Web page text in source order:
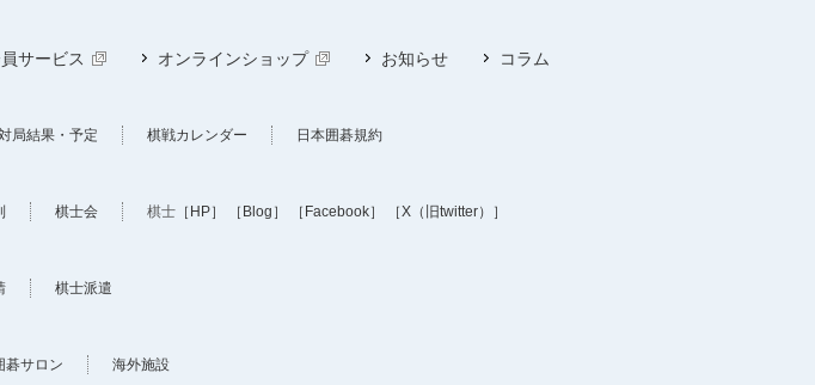
サービス オンラインショップ お知らせ コラム
局結果・予定 棋戦カレンダー 日本囲碁規約
棋士会 棋士 ［HP］ ［Blog］ ［Facebook］ ［X（旧twitter）］
棋士派遣
碁サロン 海外施設